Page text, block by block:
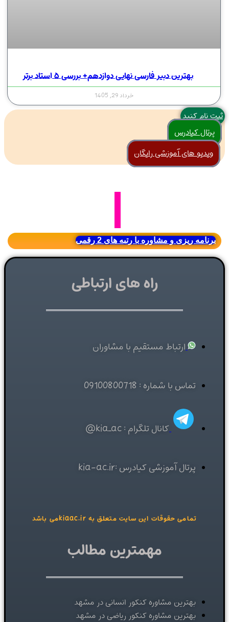
بهترین دبیر فارسی نهایی دوازدهم+ بررسی ۵ استاد برتر
خرداد 29, 1405
ثبت نام کنید
پرتال کیادرس
ویدیو های آموزشی رایگان
برنامه ریزی و مشاوره با رتبه های 2 رقمی
راه های ارتباطی
ارتباط مستقیم با مشاوران
تماس با شماره : 09100800718
کانال تلگرام : kia_ac@
پرتال آموزشی کیادرس :kia-ac.ir
تمامی حقوقات این سایت متعلق به kiaac.irمی باشد
مهمترین مطالب
بهترین مشاوره کنکور انسانی در مشهد
بهترین مشاوره کنکور ریاضی در مشهد